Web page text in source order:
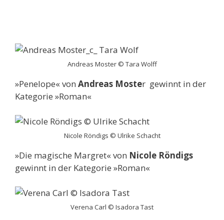
Andreas Moster © Tara Wolff
»Penelope« von Andreas Moster gewinnt in der
Kategorie »Roman«
Nicole Röndigs © Ulrike Schacht
»Die magische Margret« von Nicole Röndigs
gewinnt in der Kategorie »Roman«
Verena Carl © Isadora Tast